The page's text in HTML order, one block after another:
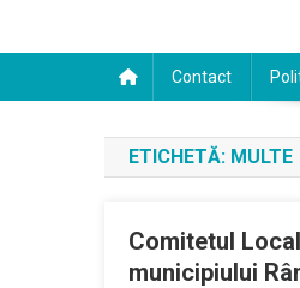
Contact
ETICHETĂ: MULTE
Comitetul
municipiului